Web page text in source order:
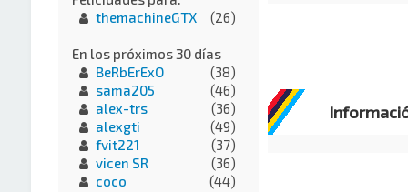
themachineGTX
(26)
En los próximos 30 días
BeRbErExO
(38)
sama205
(46)
alex-trs
(36)
alexgti
(49)
fvit221
(37)
vicen SR
(36)
coco
(44)